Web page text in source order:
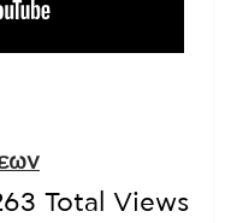
Total Views